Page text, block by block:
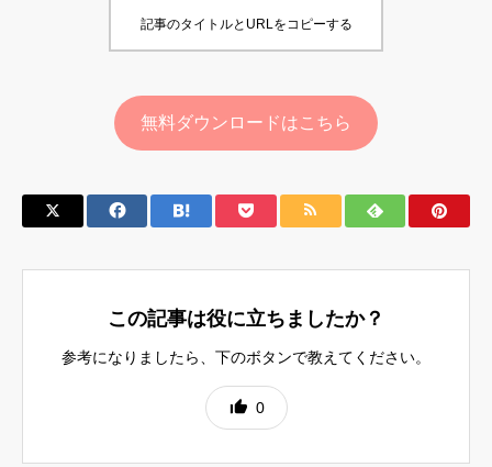
記事のタイトルとURLをコピーする
無料ダウンロードはこちら
この記事は役に立ちましたか？
参考になりましたら、下のボタンで教えてください。
0